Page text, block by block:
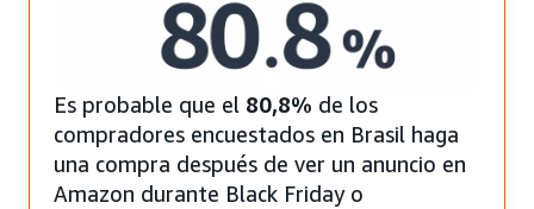
Es probable que el 80,8% de los
compradores encuestados en Brasil haga
una compra después de ver un anuncio en
Amazon durante Black Friday o